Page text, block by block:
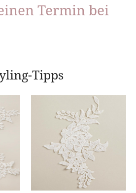
Termin bei
Tipps